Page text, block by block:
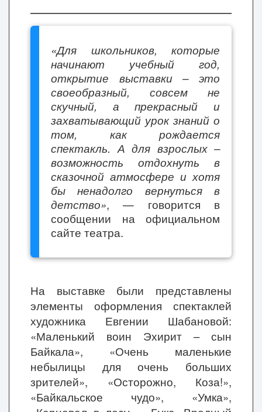
«Для школьников, которые
начинают учебный год,
открытие выставки – это
своеобразный, совсем не
скучный, а прекрасный и
захватывающий урок знаний о
том, как рождается
спектакль. А для взрослых –
возможность отдохнуть в
сказочной атмосфере и хотя
бы ненадолго вернуться в
детство», — говорится в
сообщении на официальном
сайте театра.
На выставке были представлены
элементы оформления спектаклей
художника Евгении Шабановой:
«Маленький воин Эхирит – сын
Байкала», «Очень маленькие
небылицы для очень больших
зрителей», «Осторожно, Коза!»,
«Байкальское чудо», «Умка»,